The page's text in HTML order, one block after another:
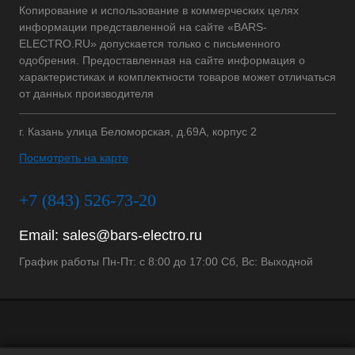
Копирование и использование в коммерческих целях
информации представленной на сайте «BARS-
ELECTRO.RU» допускается только с письменного
одобрения. Предоставленная на сайте информация о
характеристиках и комплектности товаров может отличаться
от данных производителя
г. Казань улица Беломорская, д.69А, корпус 2
Посмотреть на карте
+7 (843) 526-73-20
Email: sales@bars-electro.ru
График работы Пн-Пт: с 8:00 до 17:00 Сб, Вс: Выходной